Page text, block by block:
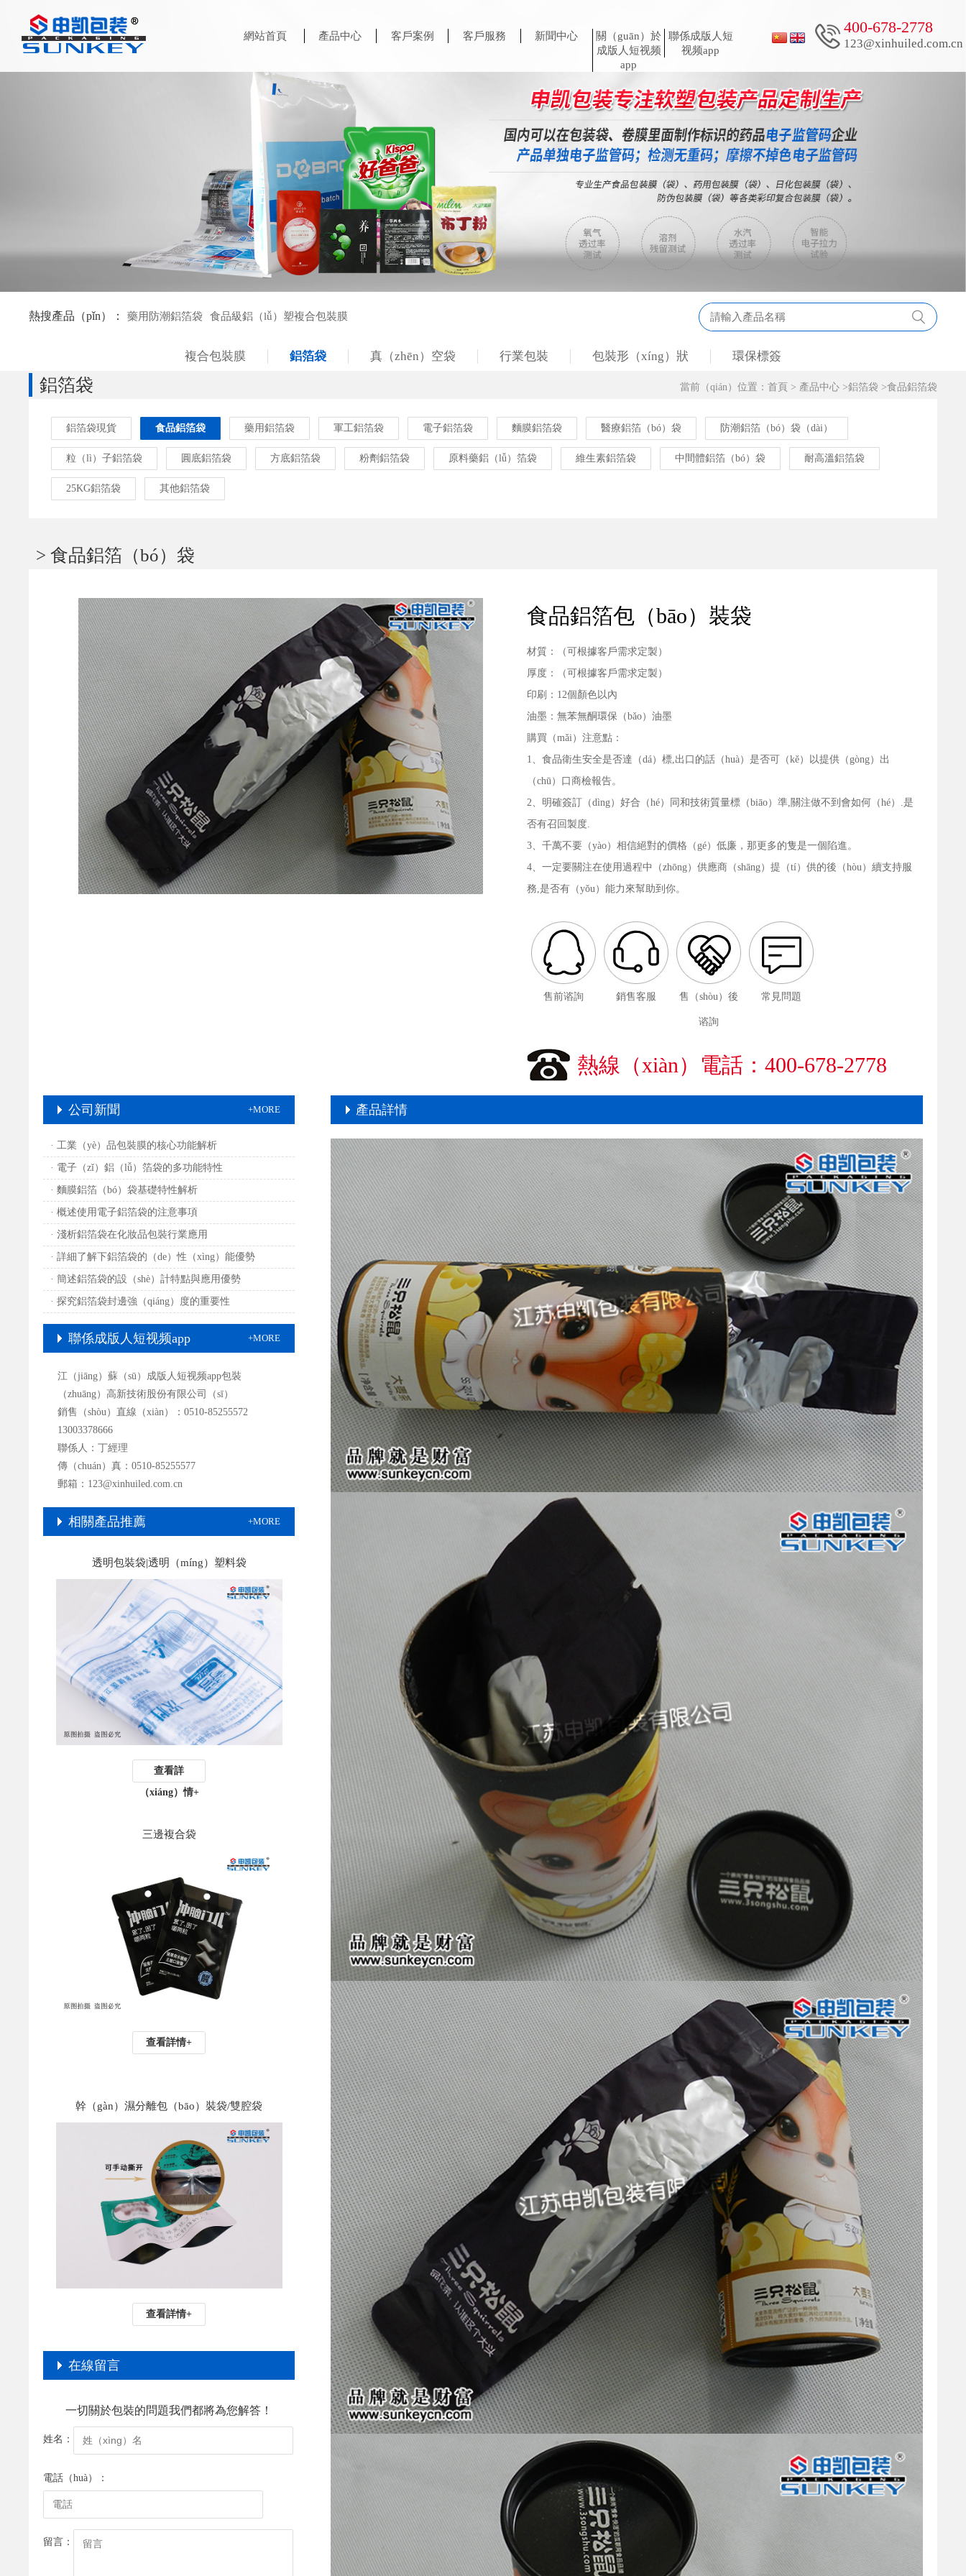
網站首頁 產品中心 客戶案例 客戶服務 新聞中心
關（guān）於
成版人短视频
app
聯係成版人短
视频app
400-678-2778
123@xinhuiled.com.cn
熱搜產品（pǐn）： 藥用防潮鋁箔袋 食品級鋁（lǚ）塑複合包裝膜
複合包裝膜 鋁箔袋 真（zhēn）空袋 行業包裝 包裝形（xíng）狀 環保標簽
鋁箔袋 當前（qián）位置： 首頁 > 產品中心>鋁箔袋 >食品鋁箔袋
鋁箔袋現貨 食品鋁箔袋 藥用鋁箔袋 軍工鋁箔袋 電子鋁箔袋 麵膜鋁箔袋 醫療鋁箔（bó）袋 防潮鋁箔（bó）袋（dài）
粒（lì）子鋁箔袋 圓底鋁箔袋 方底鋁箔袋 粉劑鋁箔袋 原料藥鋁（lǚ）箔袋 維生素鋁箔袋 中間體鋁箔（bó）袋 耐高溫鋁箔袋
25KG鋁箔袋 其他鋁箔袋
> 食品鋁箔（bó）袋
食品鋁箔包（bāo）裝袋
材質：（可根據客戶需求定製）
厚度：（可根據客戶需求定製）
印刷：12個顏色以內
油墨：無苯無酮環保（bǎo）油墨
購買（mǎi）注意點：
1、食品衛生安全是否達（dá）標,出口的話（huà）是否可（kě）以提供（gòng）出
（chū）口商檢報告。
2、明確簽訂（dìng）好合（hé）同和技術質量標（biāo）準,關注做不到會如何（hé）.是
否有召回製度.
3、千萬不要（yào）相信絕對的價格（gé）低廉，那更多的隻是一個陷進。
4、一定要關注在使用過程中（zhōng）供應商（shāng）提（tí）供的後（hòu）續支持服
務,是否有（yǒu）能力來幫助到你。
售前谘詢 銷售客服 售（shòu）後
谘詢
常見問題
熱線（xiàn）電話：400-678-2778
公司新聞 +MORE
· 工業（yè）品包裝膜的核心功能解析
· 電子（zǐ）鋁（lǚ）箔袋的多功能特性
· 麵膜鋁箔（bó）袋基礎特性解析
· 概述使用電子鋁箔袋的注意事項
· 淺析鋁箔袋在化妝品包裝行業應用
· 詳細了解下鋁箔袋的（de）性（xìng）能優勢
· 簡述鋁箔袋的設（shè）計特點與應用優勢
· 探究鋁箔袋封邊強（qiáng）度的重要性
聯係成版人短视频app +MORE
江（jiāng）蘇（sū）成版人短视频app包裝
（zhuāng）高新技術股份有限公司（sī）
銷售（shòu）直線（xiàn）：0510-85255572
13003378666
聯係人：丁經理
傳（chuán）真：0510-85255577
郵箱：123@xinhuiled.com.cn
相關產品推薦 +MORE
透明包裝袋|透明（míng）塑料袋
查看詳
（xiáng）情+
三邊複合袋
查看詳情+
幹（gàn）濕分離包（bāo）裝袋/雙腔袋
查看詳情+
在線留言
一切關於包裝的問題我們都將為您解答！
姓名：
電話（huà）：
留言：
產品詳情